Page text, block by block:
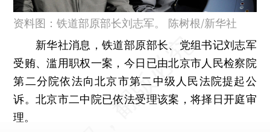
资料图：铁道部原部长刘志军。 陈树根/新华社
新华社消息，铁道部原部长、党组书记刘志军
受贿、滥用职权一案，今日已由北京市人民检察院
第二分院依法向北京市第二中级人民法院提起公
诉。北京市二中院已依法受理该案，将择日开庭审
理。